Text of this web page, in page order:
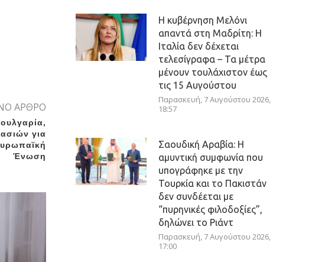
ΑΡΘΡΟ
για
Ένωση
Η κυβέρνηση Μελόνι
απαντά στη Μαδρίτη: Η
Ιταλία δεν δέχεται
τελεσίγραφα – Τα μέτρα
μένουν τουλάχιστον έως
τις 15 Αυγούστου
Παρασκευή, 7 Αυγούστου 2026,
18:57
Σαουδική Αραβία: Η
αμυντική συμφωνία που
υπογράφηκε με την
Τουρκία και το Πακιστάν
δεν συνδέεται με
“πυρηνικές φιλοδοξίες”,
δηλώνει το Ριάντ
Παρασκευή, 7 Αυγούστου 2026,
17:00